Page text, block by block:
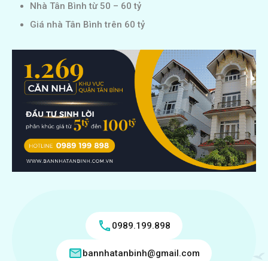
Nhà Tân Bình từ 50 – 60 tỷ
Giá nhà Tân Bình trên 60 tỷ
0989.199.898
bannhatanbinh@gmail.com